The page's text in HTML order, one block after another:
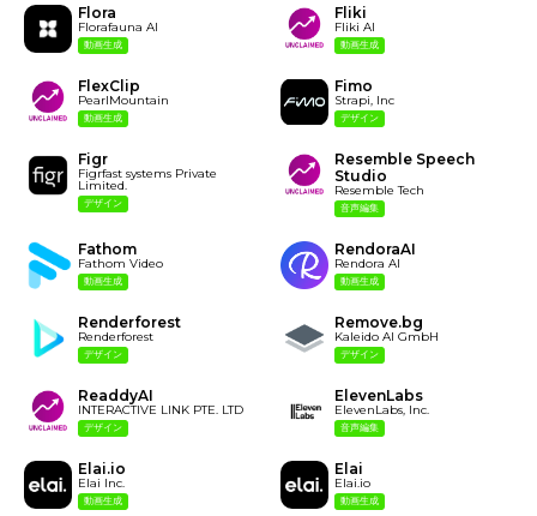
Flora
Florafauna AI
動画生成
Fliki
Fliki AI
動画生成
FlexClip
PearlMountain
動画生成
Fimo
Strapi, Inc
デザイン
Figr
Figrfast systems Private
Limited.
デザイン
Resemble Speech
Studio
Resemble Tech
音声編集
Fathom
Fathom Video
動画生成
RendoraAI
Rendora AI
動画生成
Renderforest
Renderforest
デザイン
Remove.bg
Kaleido AI GmbH
デザイン
ReaddyAI
INTERACTIVE LINK PTE. LTD
デザイン
ElevenLabs
ElevenLabs, Inc.
音声編集
Elai.io
Elai Inc.
動画生成
Elai
Elai.io
動画生成